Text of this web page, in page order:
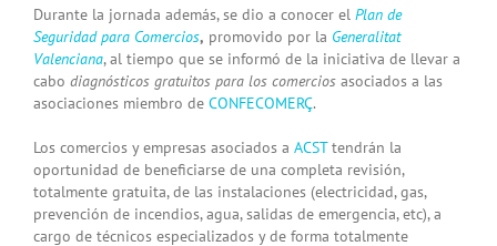
Durante la jornada además, se dio a conocer el Plan de
Seguridad para Comercios, promovido por la Generalitat
Valenciana, al tiempo que se informó de la iniciativa de llevar a
cabo diagnósticos gratuitos para los comercios asociados a las
asociaciones miembro de CONFECOMERÇ.
Los comercios y empresas asociados a ACSTtendrán la
oportunidad de beneficiarse de una completa revisión,
totalmente gratuita, de las instalaciones (electricidad, gas,
prevención de incendios, agua, salidas de emergencia, etc), a
cargo de técnicos especializados y de forma totalmente